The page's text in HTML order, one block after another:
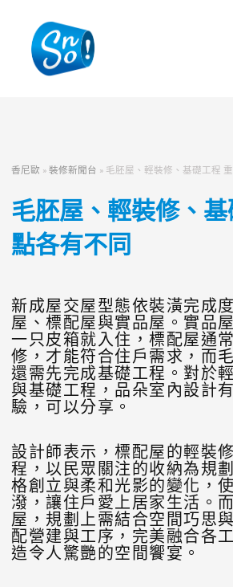
香尼歐 »裝修新聞台 » 毛胚屋、輕裝修、基礎工程
毛胚屋、輕裝修、
點各有不同
新成屋交屋型態依裝潢完成
屋、標配屋與實品屋。實品
一只皮箱就入住，標配屋通
修，才能符合住戶需求，而
還需先完成基礎工程。對於
與基礎工程，品朵室內設計
驗，可以分享。
設計師表示，標配屋的輕裝
程，以民眾關注的收納為規
格創立與柔和光影的變化，
潑，讓住戶愛上居家生活。
屋，規劃上需結合空間巧思
配營建與工序，完美融合各
造令人驚艷的空間饗宴。